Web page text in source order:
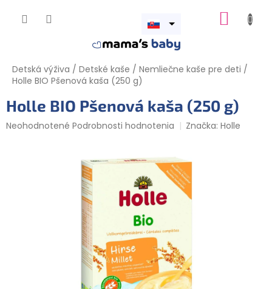
Otvoriť
Detská výživa / Detské kaše / Nemliečne kaše pre deti /
Holle BIO Pšenová kaša (250 g)
Holle BIO Pšenová kaša (250 g)
Priemerné
Neohodnotené Podrobnosti hodnotenia Značka:Holle